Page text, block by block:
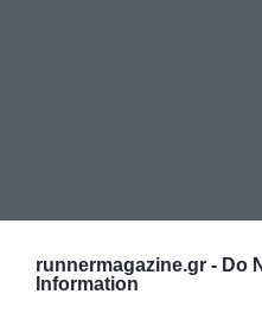
runnermagazine.gr - Do
Information